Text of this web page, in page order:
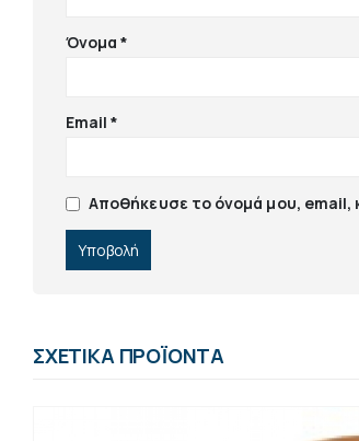
Όνομα*
Email*
Αποθήκευσε το όνομά μου, email,
ΣΧΕΤΙΚΆ ΠΡΟΪΌΝΤΑ